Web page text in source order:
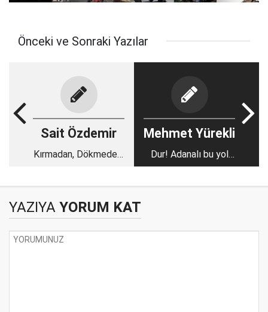
Önceki ve Sonraki Yazılar
Sait Özdemir
Kırmadan, Dökmeden,
Mehmet Yürekli
Dur! Adanalı bu yol
senin yolun değil..
YAZIYA YORUM KAT